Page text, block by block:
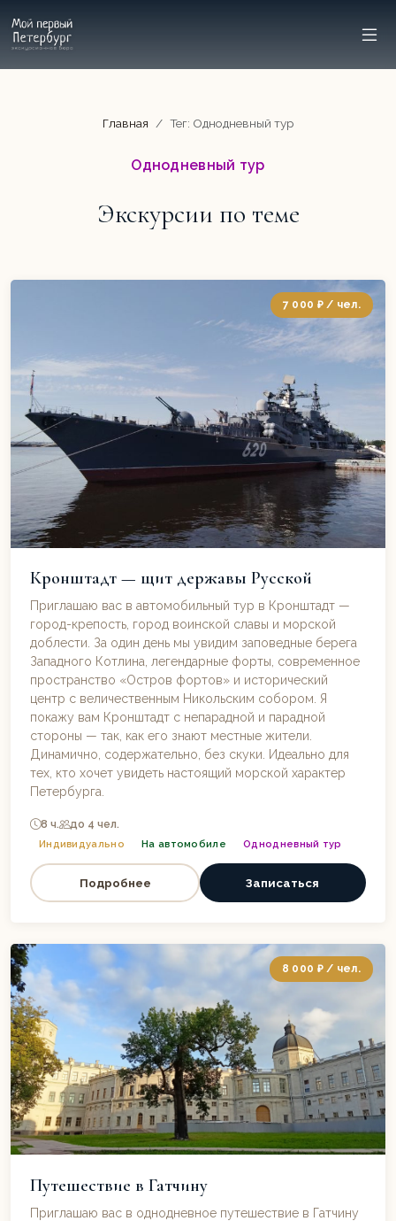
Главная Тег: Однодневный тур
Однодневный тур
Экскурсии по теме
7 000 ₽ / чел.
Кронштадт — щит державы Русской
Приглашаю вас в автомобильный тур в Кронштадт —
город-крепость, город воинской славы и морской
доблести. За один день мы увидим заповедные берега
Западного Котлина, легендарные форты, современное
пространство «Остров фортов» и исторический
центр с величественным Никольским собором. Я
покажу вам Кронштадт с непарадной и парадной
стороны — так, как его знают местные жители.
Динамично, содержательно, без скуки. Идеально для
тех, кто хочет увидеть настоящий морской характер
Петербурга.
8 ч. до 4 чел.
Индивидуально На автомобиле Однодневный тур
Подробнее Записаться
8 000 ₽ / чел.
Путешествие в Гатчину
Приглашаю вас в однодневное путешествие в Гатчину